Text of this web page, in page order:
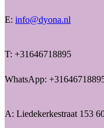
E: info@dyona.nl
T: +31646718895
WhatsApp:
A: Liedekerkestraat 153